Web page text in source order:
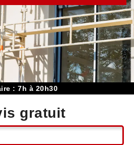
: 7h à 20h30
gratuit